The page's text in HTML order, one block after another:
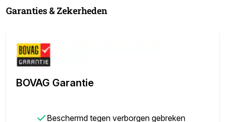
Garanties & Zekerheden
BOVAG Garantie
✓Beschermd tegen verborgen gebreken